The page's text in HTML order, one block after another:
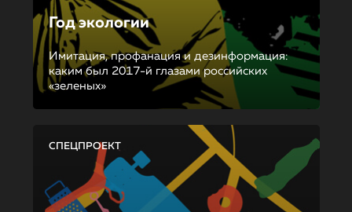
Год экологии
Имитация, профанация и дезинформация:
каким был 2017-й глазами российских
«зеленых»
СПЕЦПРОЕКТ